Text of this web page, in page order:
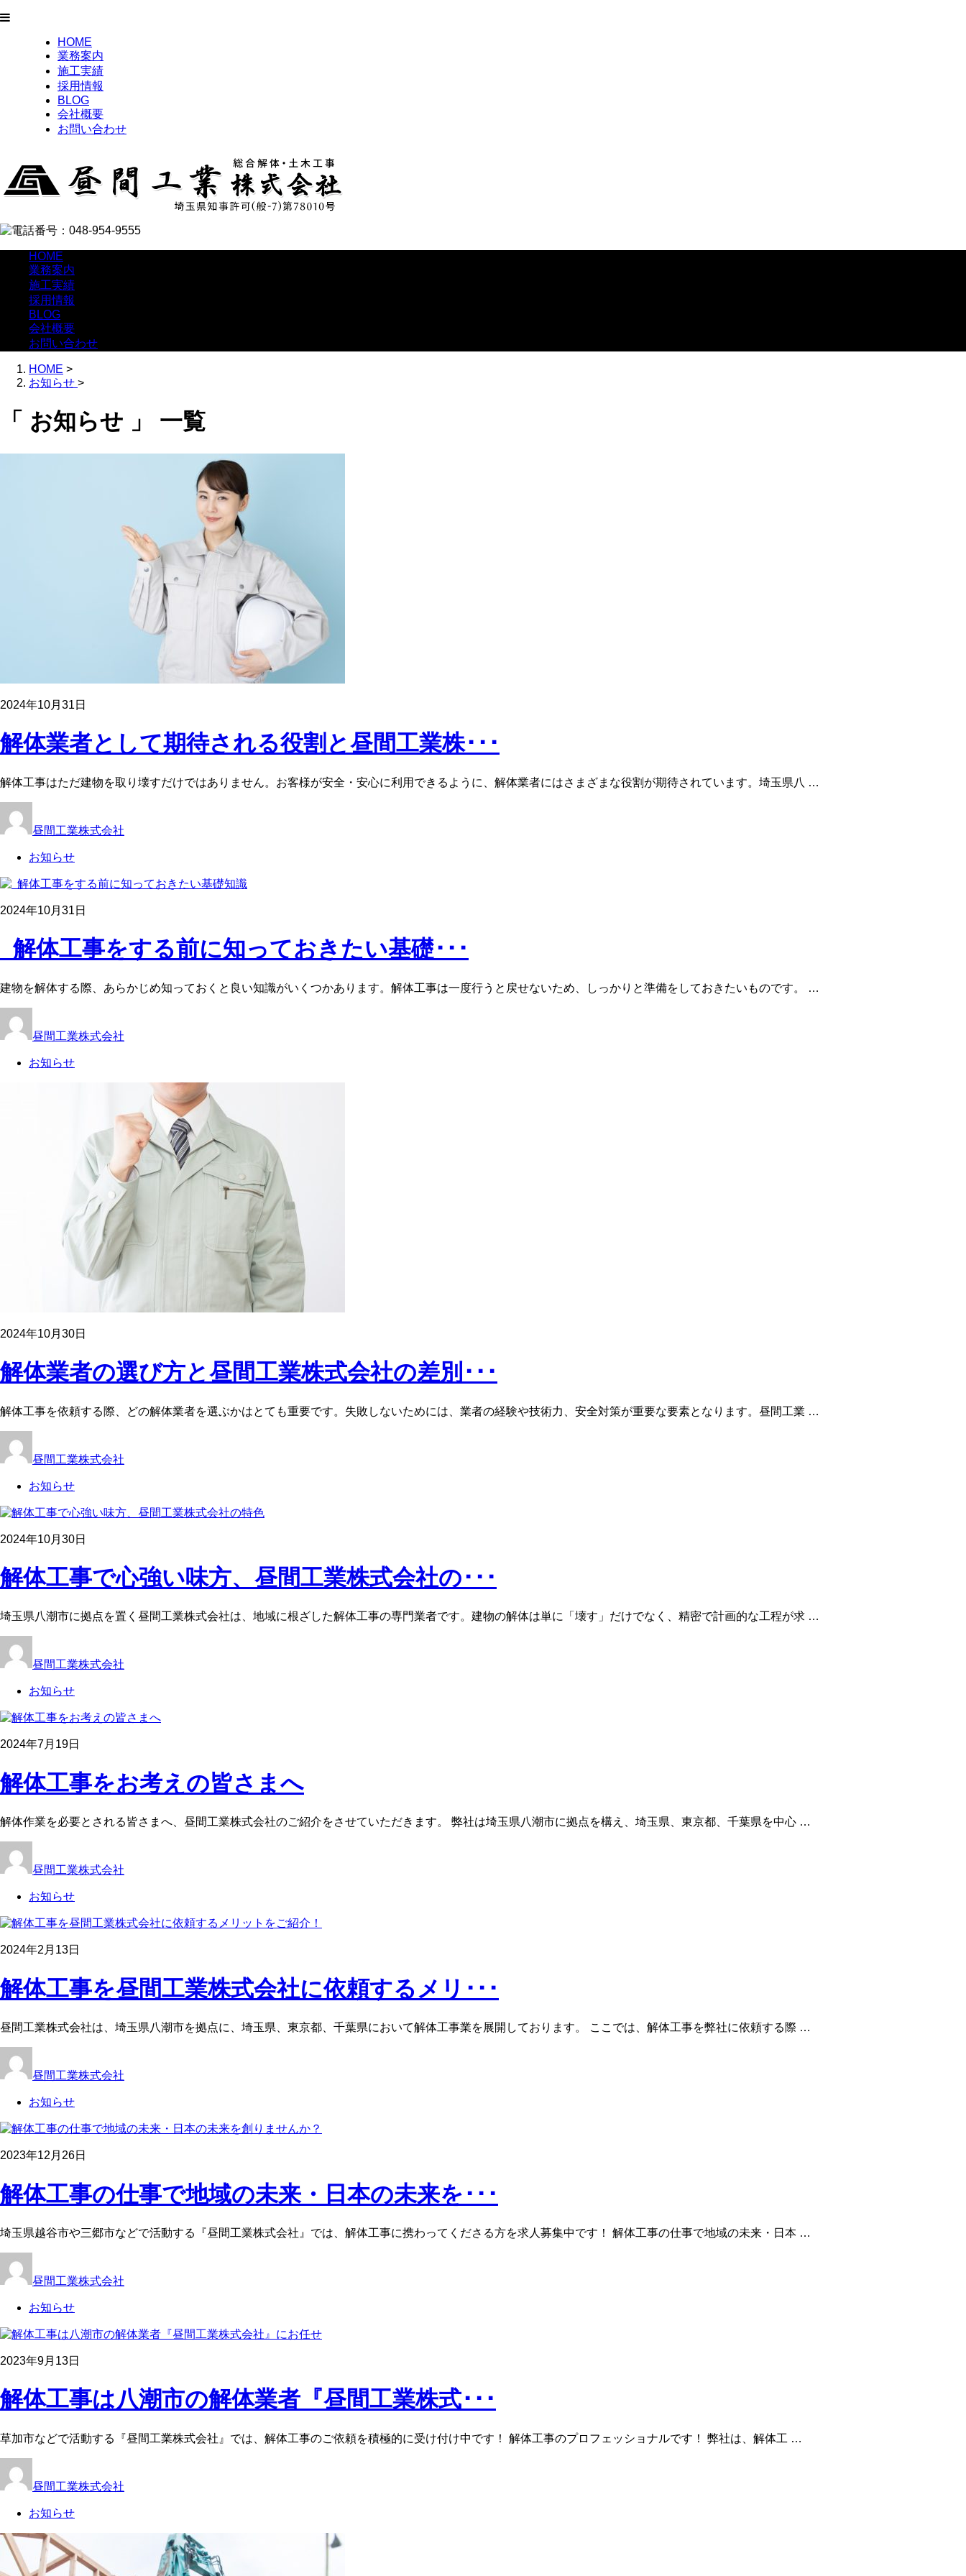
HOME
業務案内
施工実績
採用情報
BLOG
会社概要
お問い合わせ
HOME
業務案内
施工実績
採用情報
BLOG
会社概要
お問い合わせ
HOME >
お知らせ >
「 お知らせ 」 一覧
2024年10月31日
解体業者として期待される役割と昼間工業株･･･
解体工事はただ建物を取り壊すだけではありません。お客様が安全・安心に利用できるように、解体業者にはさまざまな役割が期待されています。埼玉県八 …
昼間工業株式会社
お知らせ
2024年10月31日
解体工事をする前に知っておきたい基礎･･･
建物を解体する際、あらかじめ知っておくと良い知識がいくつかあります。解体工事は一度行うと戻せないため、しっかりと準備をしておきたいものです。 …
昼間工業株式会社
お知らせ
2024年10月30日
解体業者の選び方と昼間工業株式会社の差別･･･
解体工事を依頼する際、どの解体業者を選ぶかはとても重要です。失敗しないためには、業者の経験や技術力、安全対策が重要な要素となります。昼間工業 …
昼間工業株式会社
お知らせ
2024年10月30日
解体工事で心強い味方、昼間工業株式会社の･･･
埼玉県八潮市に拠点を置く昼間工業株式会社は、地域に根ざした解体工事の専門業者です。建物の解体は単に「壊す」だけでなく、精密で計画的な工程が求 …
昼間工業株式会社
お知らせ
2024年7月19日
解体工事をお考えの皆さまへ
解体作業を必要とされる皆さまへ、昼間工業株式会社のご紹介をさせていただきます。 弊社は埼玉県八潮市に拠点を構え、埼玉県、東京都、千葉県を中心 …
昼間工業株式会社
お知らせ
2024年2月13日
解体工事を昼間工業株式会社に依頼するメリ･･･
昼間工業株式会社は、埼玉県八潮市を拠点に、埼玉県、東京都、千葉県において解体工事業を展開しております。 ここでは、解体工事を弊社に依頼する際 …
昼間工業株式会社
お知らせ
2023年12月26日
解体工事の仕事で地域の未来・日本の未来を･･･
埼玉県越谷市や三郷市などで活動する『昼間工業株式会社』では、解体工事に携わってくださる方を求人募集中です！ 解体工事の仕事で地域の未来・日本 …
昼間工業株式会社
お知らせ
2023年9月13日
解体工事は八潮市の解体業者『昼間工業株式･･･
草加市などで活動する『昼間工業株式会社』では、解体工事のご依頼を積極的に受け付け中です！ 解体工事のプロフェッショナルです！ 弊社は、解体工 …
昼間工業株式会社
お知らせ